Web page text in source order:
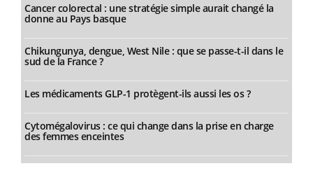
Cancer colorectal : une stratégie simple aurait changé la
donne au Pays basque
Chikungunya, dengue, West Nile : que se passe-t-il dans le
sud de la France ?
Les médicaments GLP-1 protègent-ils aussi les os ?
Cytomégalovirus : ce qui change dans la prise en charge
des femmes enceintes